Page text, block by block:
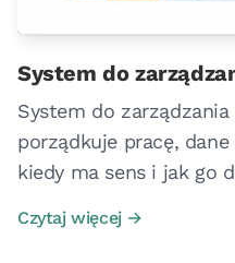
System do
System do
porządkuje pracę,
kiedy ma sens i jak go
Czytaj więcej →